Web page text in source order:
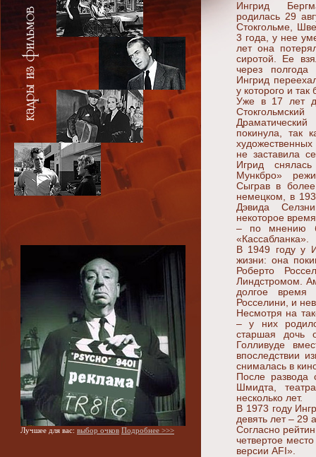
Лучшее для вас: выбор очков Подробнее >>>
Ингрид
родилась 29
Стокгольме,
3 года, у нее
лет она
сиротой. Ее
через полгода
Ингрид
у которого и
Уже в 17 лет
покинула, так
не заставила
Игрид
Мункбро»
Сыграв в
немецком, в
Дэвида
некоторое
– по мнению
«Кассабланка».
В 1949 году у
жизни: она
Роберто
Линдстромом.
долгое время
Росселини, и
Несмотря на
– у них
старшая дочь
Голливуде
впоследствии
снималась в
После
Шмидта,
несколько лет.
В 1973 году
девять лет – 29
Согласно
четвертое
версии AFI».